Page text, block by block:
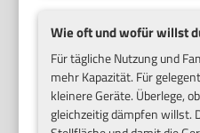
Wie oft und wofür willst
Für tägliche Nutzung und
mehr Kapazität. Für
kleinere Geräte. Überlege,
gleichzeitig dämpfen willst.